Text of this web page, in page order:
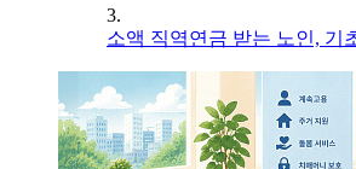
3.
소액 직역연금 받는 노인, 기